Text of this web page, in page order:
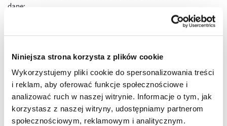
Niniejsza strona korzysta z plików cookie
Wykorzystujemy pliki cookie do spersonalizowania treści
i reklam, aby oferować funkcje społecznościowe i
analizować ruch w naszej witrynie. Informacje o tym, jak
korzystasz z naszej witryny, udostępniamy partnerom
społecznościowym, reklamowym i analitycznym.
dane:
rodzaj przeglądarki internetowej lub wykorzystywanego systemu
operacyjnego,
domena strony, z której Państwo weszli,
liczba odwiedzin,
średni czas spędzony na stronie,
przeglądane strony),